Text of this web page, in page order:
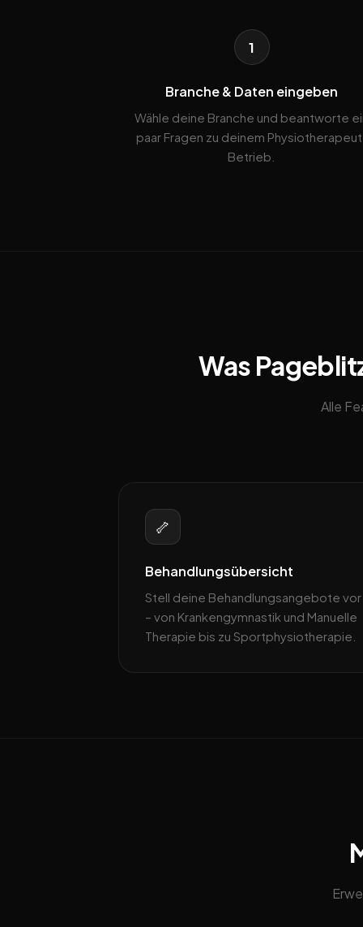
1
Branche & Daten eingeben
Wähle deine Branche und beantworte
paar Fragen zu deinem
Betrieb.
Was
Alle
🦴
Behandlungsübersicht
Stell deine Behandlungsangebote vor
– von Krankengymnastik und Manuelle
Therapie bis zu Sportphysiotherapie.